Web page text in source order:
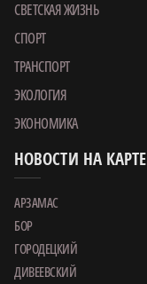
СВЕТСКАЯ ЖИЗНЬ
СПОРТ
ТРАНСПОРТ
ЭКОЛОГИЯ
ЭКОНОМИКА
НОВОСТИ НА КАРТЕ
АРЗАМАС
БОР
ГОРОДЕЦКИЙ
ДИВЕЕВСКИЙ